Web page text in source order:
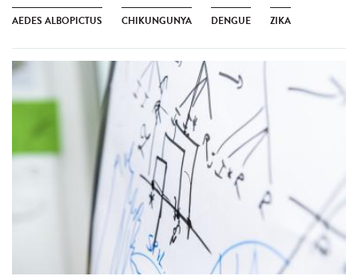
AEDES ALBOPICTUS CHIKUNGUNYA DENGUE ZIKA